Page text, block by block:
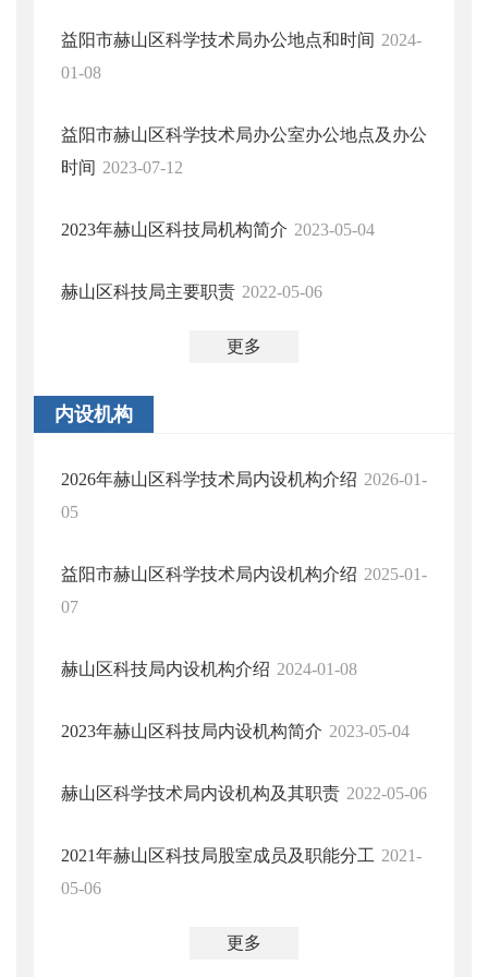
益阳市赫山区科学技术局办公地点和时间 2024-
01-08
益阳市赫山区科学技术局办公室办公地点及办公
时间 2023-07-12
2023年赫山区科技局机构简介 2023-05-04
赫山区科技局主要职责 2022-05-06
更多
内设机构
2026年赫山区科学技术局内设机构介绍 2026-01-
05
益阳市赫山区科学技术局内设机构介绍 2025-01-
07
赫山区科技局内设机构介绍 2024-01-08
2023年赫山区科技局内设机构简介 2023-05-04
赫山区科学技术局内设机构及其职责 2022-05-06
2021年赫山区科技局股室成员及职能分工 2021-
05-06
更多